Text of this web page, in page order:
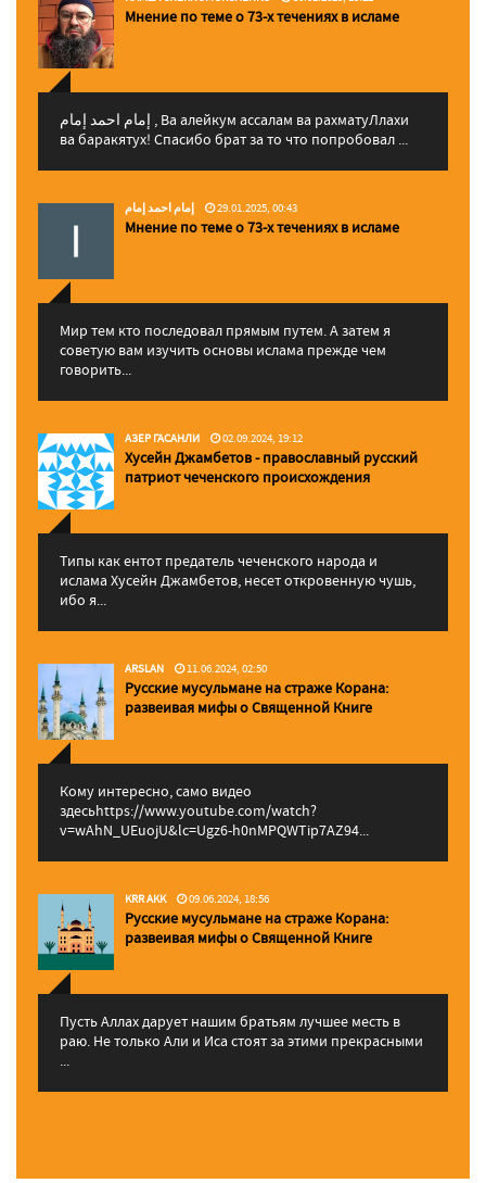
Мнение по теме о 73-х течениях в исламе
إمام احمد إمام , Ва алейкум ассалам ва рахматуЛлахи
ва баракятух! Спасибо брат за то что попробовал ...
إمام احمد إمام 29.01.2025, 00:43
Мнение по теме о 73-х течениях в исламе
Мир тем кто последовал прямым путем. А затем я
советую вам изучить основы ислама прежде чем
говорить...
АЗЕР ГАСАНЛИ 02.09.2024, 19:12
Хусейн Джамбетов - православный русский
патриот чеченского происхождения
Типы как ентот предатель чеченского народа и
ислама Хусейн Джамбетов, несет откровенную чушь,
ибо я...
ARSLAN 11.06.2024, 02:50
Русские мусульмане на страже Корана:
pазвеивая мифы о Священной Книге
Кому интересно, само видео
здесьhttps://www.youtube.com/watch?
v=wAhN_UEuojU&lc=Ugz6-h0nMPQWTip7AZ94...
KRR AKK 09.06.2024, 18:56
Русские мусульмане на страже Корана:
pазвеивая мифы о Священной Книге
Пусть Аллах дарует нашим братьям лучшее месть в
раю. Не только Али и Иса стоят за этими прекрасными
...